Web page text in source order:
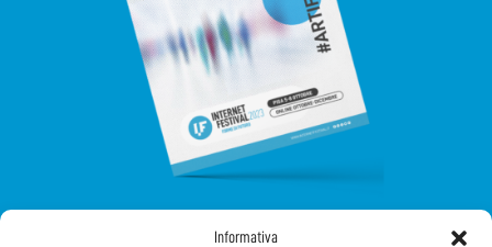
Informativa